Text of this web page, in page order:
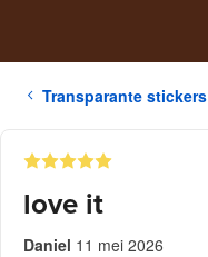
Transparante stickers
love it
Daniel 11 mei 2026